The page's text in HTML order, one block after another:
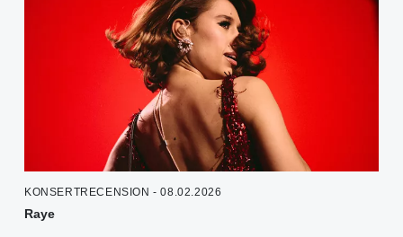
KONSERTRECENSION - 08.02.2026
Raye